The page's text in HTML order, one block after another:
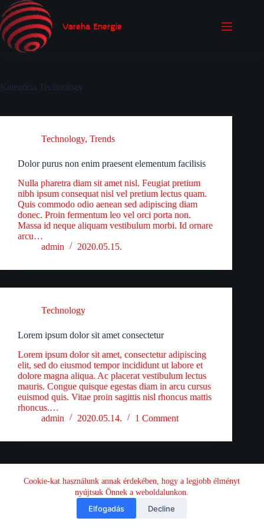
Skip
to
content
Cookie-kat használunk annak érdekében, hogy a legjobb élményt
nyújtsuk Önnek a weboldalunkon.
Elfogadás Decline
Vareha Energie
Kategória Technology
Technology, Trends
Dolor purus non enim praesent elementum facilisis
Nulla pharetra diam sit amet nisl. Feugiat pretium
nibh ipsum consequat nisl vel pretium lectus quam.
Quis commodo odio aenean sed adipiscing diam
donec. Proin fermentum leo vel orci porta non.
Massa id neque aliquam vestibulum morbi. Id ornare
arcu…
admin
2020.05.15.
Technology
Lorem ipsum dolor sit amet consectetur
Lorem ipsum dolor sit amet, consectetur adipiscing
elit, sed do eiusmod tempor incididunt ut labore et
dolore magna aliqua. Ac placerat vestibulum lectus
mauris. Congue quisque egestas diam in arcu cursus
euismod quis. Vitae proin sagittis nisl rhoncus mattis
rhoncus.…
admin
2020.05.14. 1 Comment
Vareha Energie Napelem Klíma
Villanyszerelés
Rólunk
Kapcsolat